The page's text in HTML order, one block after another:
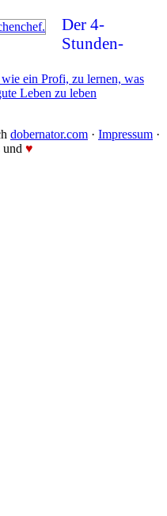
Der 4-
Stunden-
ein Profi, zu lernen, was
Leben zu leben
dobernator.com · Impressum ·
und ♥